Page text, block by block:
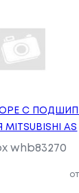
С
AS
whb83270